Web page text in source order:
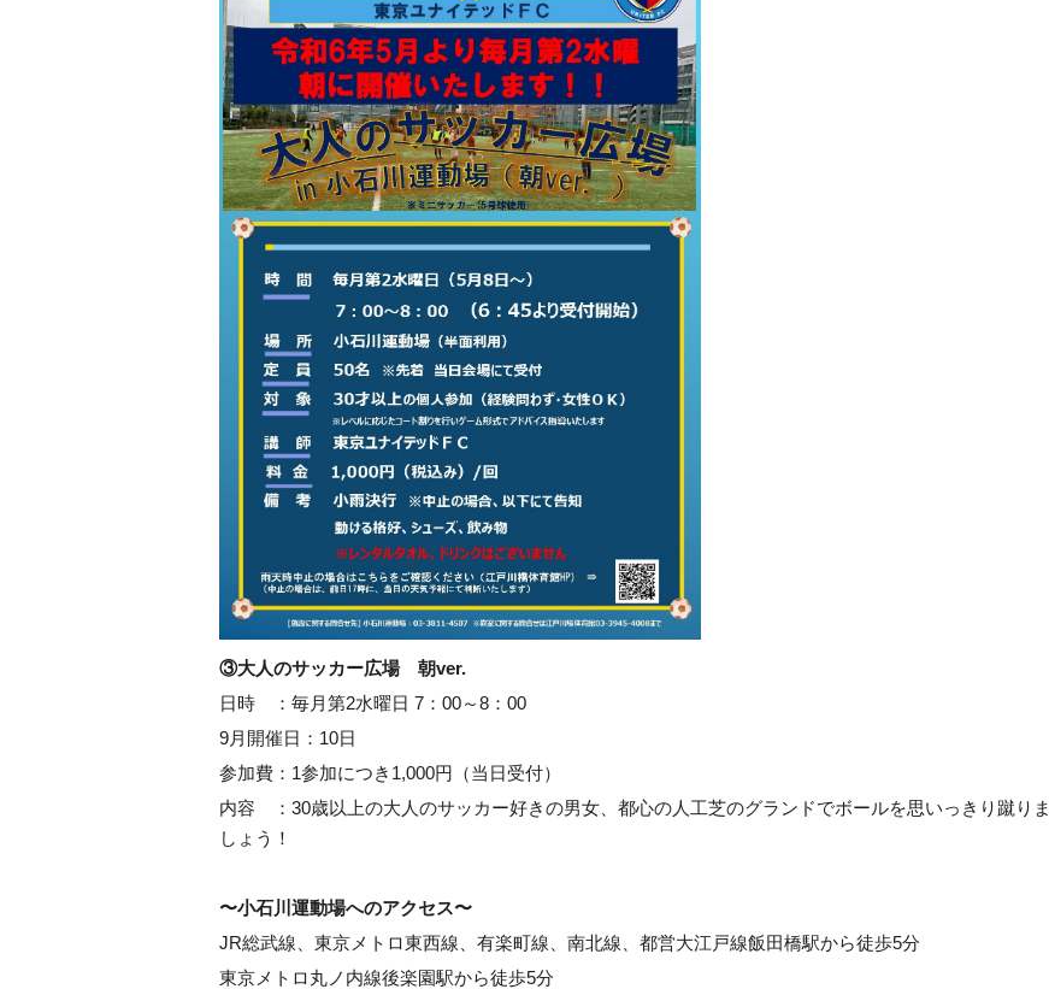
③大人のサッカー広場 朝ver.
日時 ：毎月第2水曜日 7：00～8：00
9月開催日：10日
参加費：1参加につき1,000円（当日受付）
内容 ：30歳以上の大人のサッカー好きの男女、都心の人工芝のグランドでボールを思いっきり蹴りま
しょう！
〜小石川運動場へのアクセス〜
JR総武線、東京メトロ東西線、有楽町線、南北線、都営大江戸線飯田橋駅から徒歩5分
東京メトロ丸ノ内線後楽園駅から徒歩5分